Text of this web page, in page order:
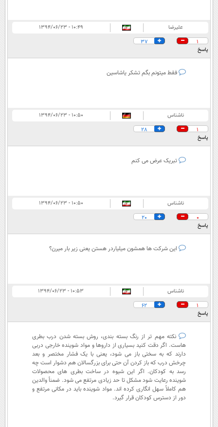
علیرضا
۱۰:۴۹ - ۱۳۹۴/۰۶/۲۳
1
37
پاسخ
فقط میتونم بگم تشکر یاشاسین
ناشناس
۱۰:۵۰ - ۱۳۹۴/۰۶/۲۳
1
28
پاسخ
تبریک عرض می کنم
ناشناس
۱۰:۵۰ - ۱۳۹۴/۰۶/۲۳
0
20
پاسخ
این شرکت ها همشون میلیاردر هستن یعنی زیر بار میرن؟
ناشناس
۱۰:۵۳ - ۱۳۹۴/۰۶/۲۳
1
62
پاسخ
نکته مهم تر از رنگ بسته بندی، روش بسته شدن درب بطری
هاست. اگر دقت کنید بسیاری از داروها و مواد شوینده خارجی دربی
دارند که به سختی باز می شود، یعنی با یک فشار مختصر و بعد
چرخش درب که باز کردن آن حتی برای بزرگسالان هم دشوار است چه
رسد به کودکان. اگر این شیوه در ساخت بطری های محصولات
شوینده رعایت شود مشکل تا حد زیادی مرتفع می شود. ضمناً والدین
هم کاملاً سهل انگاری کرده اند. مواد شوینده باید در مکانی مرتفع و
دور از دسترس کودکان قرار گیرد.